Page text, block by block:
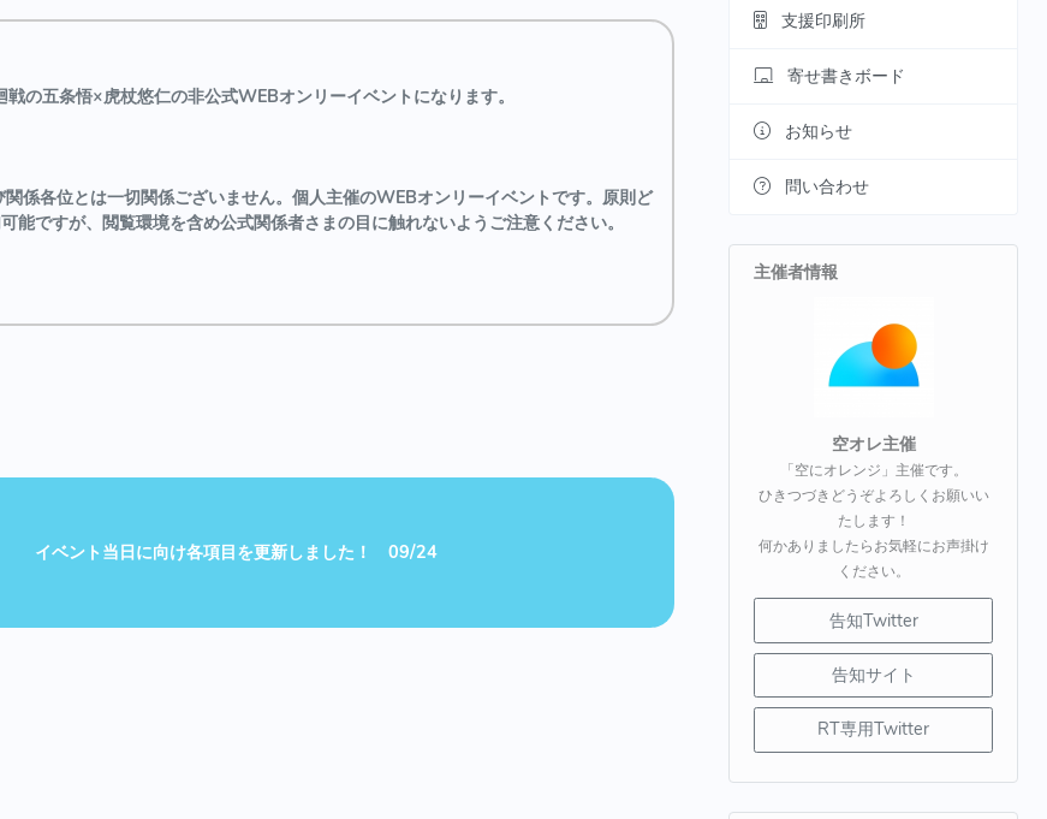
戦の五条悟×虎杖悠仁の非公式WEBオンリーイベントになります。
係各位とは一切関係ございません。個人主催のWEBオンリーイベントです。原則ど
能ですが、閲覧環境を含め公式関係者さまの目に触れないようご注意ください。
イベント当日に向け各項目を更新しました！ 09/24
支援印刷所
寄せ書きボード
お知らせ
問い合わせ
主催者情報
空オレ主催
「空にオレンジ」主催です。
ひきつづきどうぞよろしくお願いい
たします！
何かありましたらお気軽にお声掛け
ください。
告知Twitter
告知サイト
RT専用Twitter